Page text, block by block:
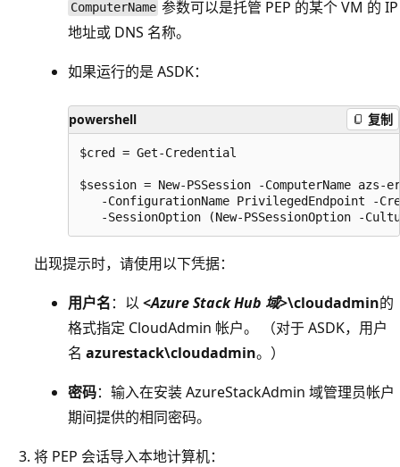
ComputerName 参数可以是托管 PEP 的某个 VM 的 IP
地址或 DNS 名称。
如果运行的是 ASDK：
powershell 复制
$cred = Get-Credential
$session = New-PSSession -ComputerName azs-
-ConfigurationName PrivilegedEndpoint -
出现提示时，请使用以下凭据：
用户名：以 <Azure Stack Hub 域>\cloudadmin的
格式指定 CloudAdmin 帐户。 （对于 ASDK，用户
名 azurestack\cloudadmin。）
密码：输入在安装 AzureStackAdmin 域管理员帐户
期间提供的相同密码。
将 PEP 会话导入本地计算机：